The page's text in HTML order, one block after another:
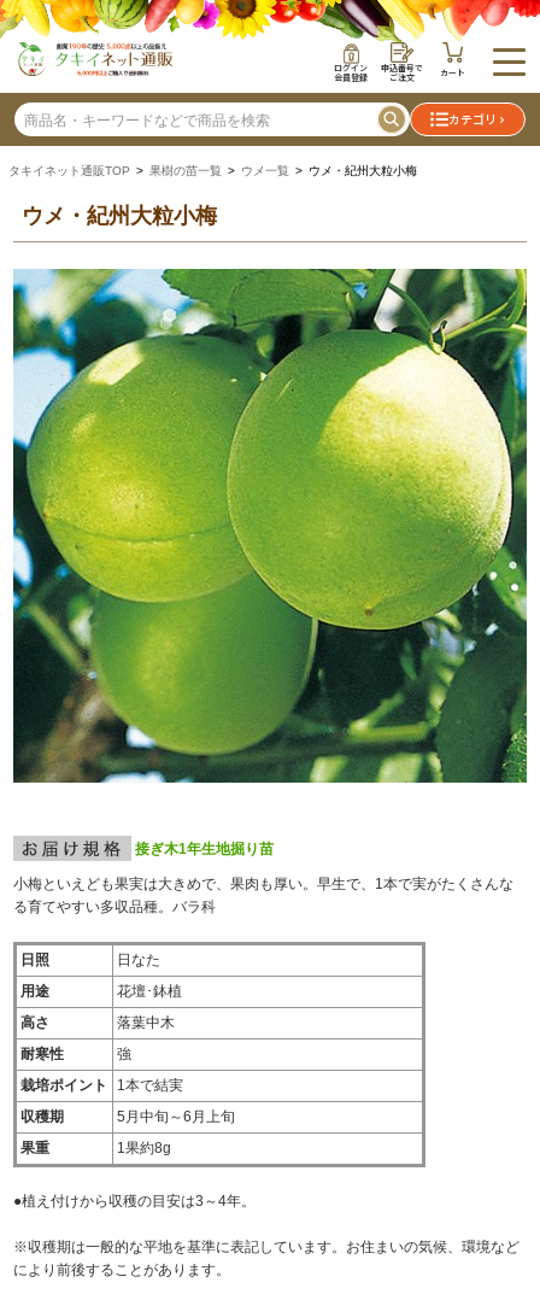
ログイン
会員登録
申込番号で
ご注文 カート
カテゴリ
タキイネット通販TOP > 果樹の苗一覧 > ウメ一覧 > ウメ・紀州大粒小梅
ウメ・紀州大粒小梅
接ぎ木1年生地掘り苗
小梅といえども果実は大きめで、果肉も厚い。早生で、1本で実がたくさんな
る育てやすい多収品種。バラ科
日照
日なた
用途
花壇･鉢植
高さ
落葉中木
耐寒性
強
栽培ポイント
1本で結実
収穫期
5月中旬～6月上旬
果重
1果約8g
●植え付けから収穫の目安は3～4年。
※収穫期は一般的な平地を基準に表記しています。お住まいの気候、環境など
により前後することがあります。